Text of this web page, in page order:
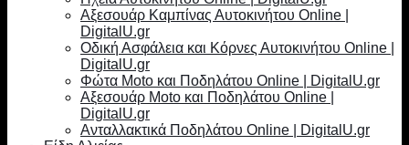
Αξεσουάρ Καμπίνας Αυτοκινήτου Online |
DigitalU.gr
Οδική Ασφάλεια και Κόρνες Αυτοκινήτου Online |
DigitalU.gr
Φώτα Moto και Ποδηλάτου Online | DigitalU.gr
Αξεσουάρ Moto και Ποδηλάτου Online |
DigitalU.gr
Ανταλλακτικά Ποδηλάτου Online | DigitalU.gr